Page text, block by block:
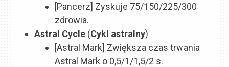
[Pancerz] Zyskuje 75/150/225/300
zdrowia.
Astral Cycle (Cykl astralny)
[Astral Mark] Zwiększa czas trwania
Astral Mark o 0,5/1/1,5/2 s.